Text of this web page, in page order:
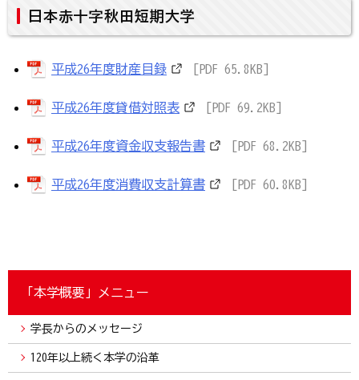
日本赤十字秋田短期大学
平成26年度財産目録 [PDF 65.8KB]
平成26年度貸借対照表 [PDF 69.2KB]
平成26年度資金収支報告書 [PDF 68.2KB]
平成26年度消費収支計算書 [PDF 60.8KB]
「本学概要」メニュー
学長からのメッセージ
120年以上続く本学の沿革